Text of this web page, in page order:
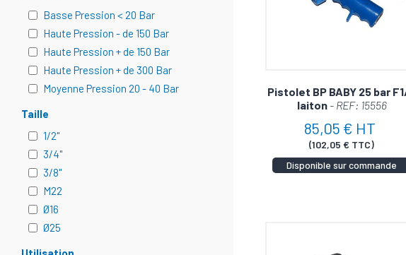
Basse Pression < 20 Bar
Haute Pression - de 150 Bar
Haute Pression + de 150 Bar
Haute Pression + de 300 Bar
Moyenne Pression 20 - 40 Bar
Taille
1/2"
3/4"
3/8"
M22
Ø16
Ø25
Pistolet BP BABY 25 bar
laiton - REF: 15556
85,05 € HT
(102,05 € TTC)
Disponible sur commande